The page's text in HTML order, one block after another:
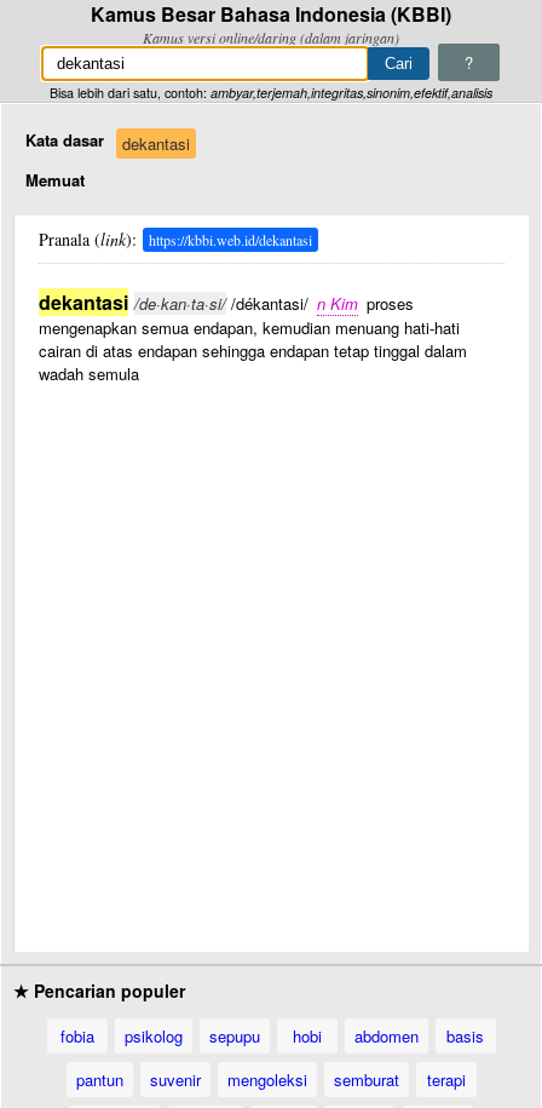
Kamus Besar Bahasa Indonesia (KBBI)
Kamus versi online/daring (dalam jaringan)
?
Bisa lebih dari satu, contoh: ambyar,terjemah,integritas,sinonim,efektif,analisis
Kata dasar
dekantasi
Memuat
Pranala (link): https://kbbi.web.id/dekantasi
dekantasi /de·kan·ta·si//dékantasi/ n Kim proses
mengenapkan semua endapan, kemudian menuang hati-hati
cairan di atas endapan sehingga endapan tetap tinggal dalam
wadah semula
★ Pencarian populer
fobia psikolog sepupu hobi abdomen
basis
pantun
suvenir mengoleksi semburat
terapi